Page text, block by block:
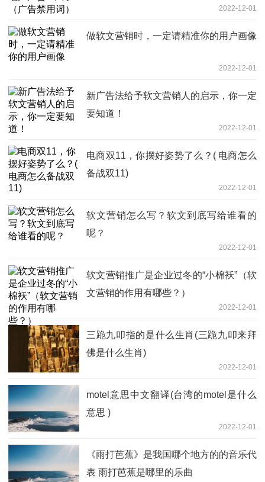
2022-12-01
做软文营销时，一定请精准你的用户画像
2022-12-01
新广告法给予软文营销人的启示，你一定
要知道！
2022-12-01
电商双11，你摆好姿势了么？( 电商怎么
备战双11)
2022-12-01
软文营销怎么写？软文到底写给谁看的
呢？
2022-12-01
软文营销推广是企业过冬的“小棉袄”（软
文营销的作用有哪些？）
2022-12-01
三跪九叩指的是什么生肖(三跪九叩来拜
佛是什么生肖)
2022-12-01
motel意思中文翻译(台湾的motel是什么
意思 )
2022-12-01
《雨打芭蕉》是我国哪个地方的的音乐代
表 雨打芭蕉是哪里的乐曲